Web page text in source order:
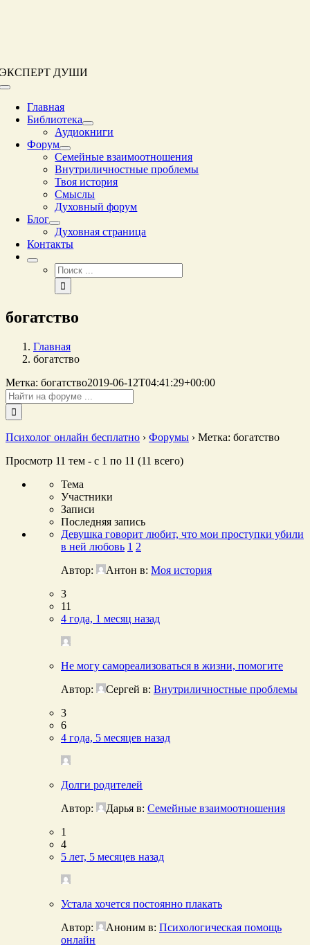
ЭКСПЕРТ ДУШИ
Переключение
навигацииГлавная
Библиотека
Аудиокниги
Форум
Семейные взаимоотношения
Внутриличностные проблемы
Твоя история
Смыслы
Духовный форум
Блог
Духовная страница
Контакты
Результат
поиска:
богатство
Главная
богатство
Метка: богатство2019-06-12T04:41:29+00:00
Поиск:
Психолог онлайн бесплатно › Форумы › Метка: богатство
Просмотр 11 тем - с 1 по 11 (11 всего)
Тема
Участники
Записи
Последняя запись
Девушка говорит любит, что мои проступки убили
в ней любовь 1 2
Автор:
Антон в: Моя история
3
11
4 года, 1 месяц назад
Не могу самореализоваться в жизни, помогите
Автор:
Сергей в: Внутриличностные проблемы
3
6
4 года, 5 месяцев назад
Долги родителей
Автор:
Дарья в: Семейные взаимоотношения
1
4
5 лет, 5 месяцев назад
Устала хочется постоянно плакать
Автор:
Аноним в: Психологическая помощь
онлайн